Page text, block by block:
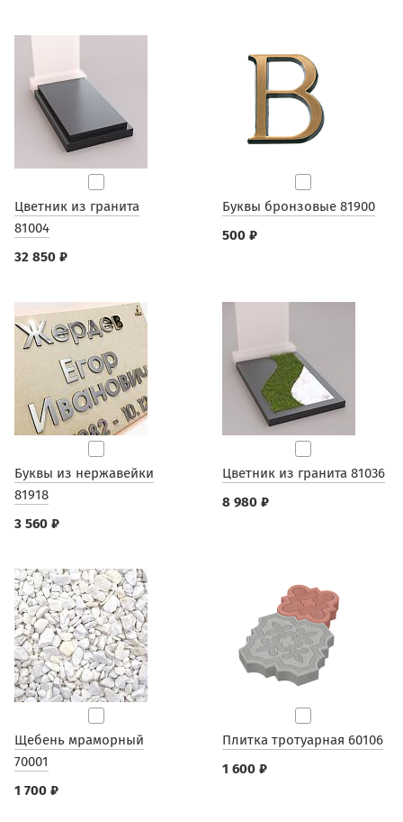
Цветник из гранита
81004
32 850 ₽
Буквы бронзовые 81900
500 ₽
Буквы из нержавейки
81918
3 560 ₽
Цветник из гранита 81036
8 980 ₽
Щебень мраморный
70001
1 700 ₽
Плитка тротуарная 60106
1 600 ₽